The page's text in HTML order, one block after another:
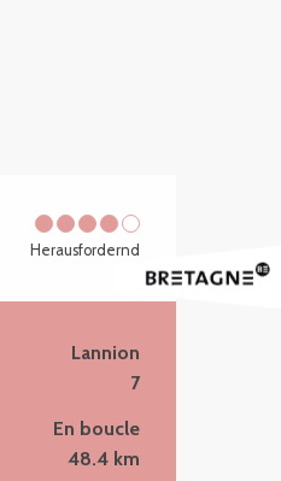
Herausfordernd
Lannion
7
En boucle
48.4 km